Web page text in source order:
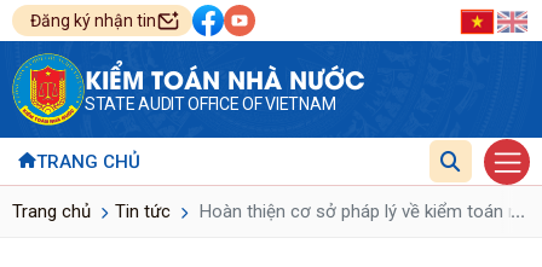
Đăng ký nhận tin
KIỂM TOÁN NHÀ NƯỚC
STATE AUDIT OFFICE OF VIETNAM
TRANG CHỦ
Trang chủ Tin tức Hoàn thiện cơ sở pháp lý về kiểm toán ...